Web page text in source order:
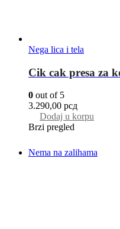
Nega lica i tela
Cik cak presa za
0 out of 5
3.290,00 рсд
Dodaj u korpu
Brzi pregled
Nema na zalihama